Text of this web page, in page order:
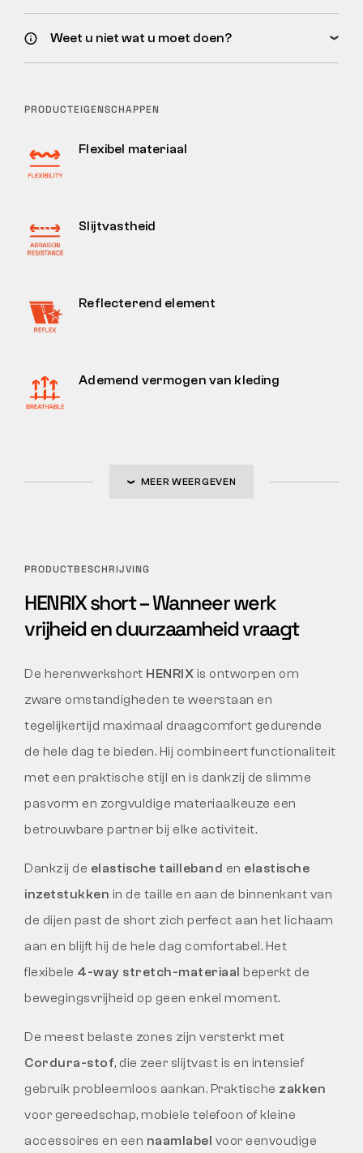
Weet u niet wat u moet doen?
PRODUCTEIGENSCHAPPEN
Flexibel materiaal
Slijtvastheid
Reflecterend element
Ademend vermogen van kleding
MEER WEERGEVEN
PRODUCTBESCHRIJVING
HENRIX short – Wanneer werk
vrijheid en duurzaamheid vraagt
De herenwerkshort HENRIX is ontworpen om
zware omstandigheden te weerstaan en
tegelijkertijd maximaal draagcomfort gedurende
de hele dag te bieden. Hij combineert functionaliteit
met een praktische stijl en is dankzij de slimme
pasvorm en zorgvuldige materiaalkeuze een
betrouwbare partner bij elke activiteit.
Dankzij de elastische tailleband en elastische
inzetstukken in de taille en aan de binnenkant van
de dijen past de short zich perfect aan het lichaam
aan en blijft hij de hele dag comfortabel. Het
flexibele 4-way stretch-materiaal beperkt de
bewegingsvrijheid op geen enkel moment.
De meest belaste zones zijn versterkt met
Cordura-stof, die zeer slijtvast is en intensief
gebruik probleemloos aankan. Praktische zakken
voor gereedschap, mobiele telefoon of kleine
accessoires en een naamlabel voor eenvoudige